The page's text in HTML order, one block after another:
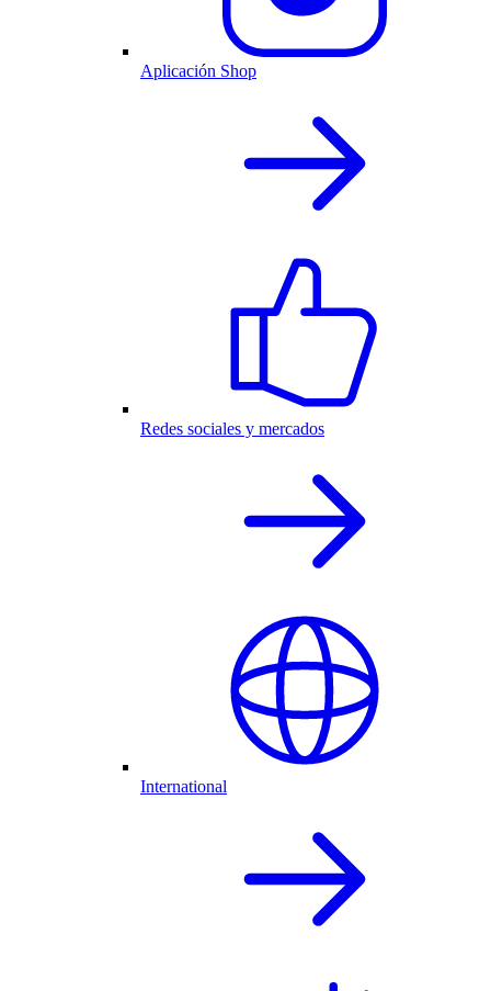
Aplicación Shop
Redes sociales y mercados
International